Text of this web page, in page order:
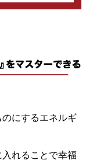
にするエネルギ
れることで幸福